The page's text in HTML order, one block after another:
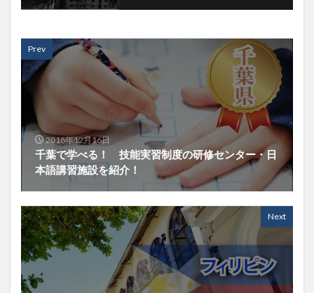
Prev
2018年12月16日
千葉で学べる！ 技能実習制度の研修センター・日
本語講習施設を紹介！
Next